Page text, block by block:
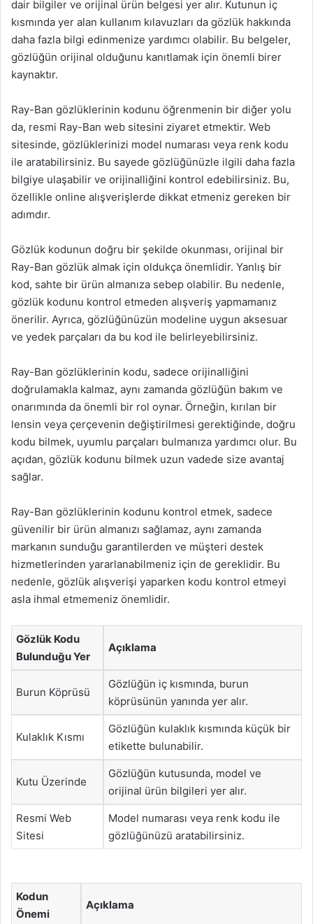
dair bilgiler ve orijinal ürün belgesi yer alır. Kutunun iç
kısmında yer alan kullanım kılavuzları da gözlük hakkında
daha fazla bilgi edinmenize yardımcı olabilir. Bu belgeler,
gözlüğün orijinal olduğunu kanıtlamak için önemli birer
kaynaktır.
Ray-Ban gözlüklerinin kodunu öğrenmenin bir diğer yolu
da, resmi Ray-Ban web sitesini ziyaret etmektir. Web
sitesinde, gözlüklerinizi model numarası veya renk kodu
ile aratabilirsiniz. Bu sayede gözlüğünüzle ilgili daha fazla
bilgiye ulaşabilir ve orijinalliğini kontrol edebilirsiniz. Bu,
özellikle online alışverişlerde dikkat etmeniz gereken bir
adımdır.
Gözlük kodunun doğru bir şekilde okunması, orijinal bir
Ray-Ban gözlük almak için oldukça önemlidir. Yanlış bir
kod, sahte bir ürün almanıza sebep olabilir. Bu nedenle,
gözlük kodunu kontrol etmeden alışveriş yapmamanız
önerilir. Ayrıca, gözlüğünüzün modeline uygun aksesuar
ve yedek parçaları da bu kod ile belirleyebilirsiniz.
Ray-Ban gözlüklerinin kodu, sadece orijinalliğini
doğrulamakla kalmaz, aynı zamanda gözlüğün bakım ve
onarımında da önemli bir rol oynar. Örneğin, kırılan bir
lensin veya çerçevenin değiştirilmesi gerektiğinde, doğru
kodu bilmek, uyumlu parçaları bulmanıza yardımcı olur. Bu
açıdan, gözlük kodunu bilmek uzun vadede size avantaj
sağlar.
Ray-Ban gözlüklerinin kodunu kontrol etmek, sadece
güvenilir bir ürün almanızı sağlamaz, aynı zamanda
markanın sunduğu garantilerden ve müşteri destek
hizmetlerinden yararlanabilmeniz için de gereklidir. Bu
nedenle, gözlük alışverişi yaparken kodu kontrol etmeyi
asla ihmal etmemeniz önemlidir.
Gözlük Kodu
Bulunduğu Yer
Açıklama
Burun Köprüsü
Gözlüğün iç kısmında, burun
köprüsünün yanında yer alır.
Kulaklık Kısmı
Gözlüğün kulaklık kısmında küçük bir
etikette bulunabilir.
Kutu Üzerinde
Gözlüğün kutusunda, model ve
orijinal ürün bilgileri yer alır.
Resmi Web
Sitesi
Model numarası veya renk kodu ile
gözlüğünüzü aratabilirsiniz.
Kodun
Önemi
Açıklama